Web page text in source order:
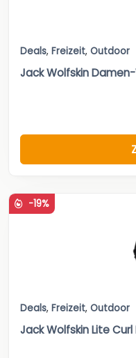
Deals, Freizeit, Outdoor
Jack Wolfskin
-19%
Deals, Freizeit, Outdoor
Jack Wolfskin Lite